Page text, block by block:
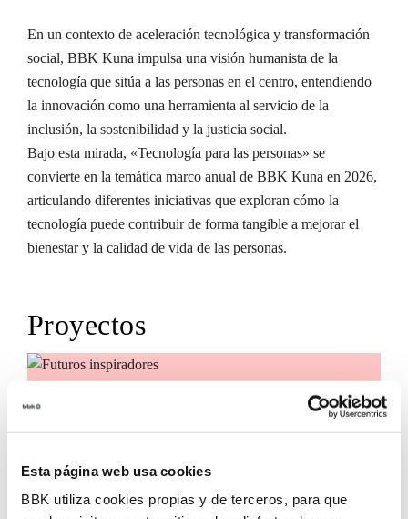
Esta página web usa cookies
BBK utiliza cookies propias y de terceros, para que
En un contexto de aceleración tecnológica y transformación
social, BBK Kuna impulsa una visión humanista de la
tecnología que sitúa a las personas en el centro, entendiendo
la innovación como una herramienta al servicio de la
inclusión, la sostenibilidad y la justicia social.
Bajo esta mirada, «Tecnología para las personas» se
convierte en la temática marco anual de BBK Kuna en 2026,
articulando diferentes iniciativas que exploran cómo la
tecnología puede contribuir de forma tangible a mejorar el
bienestar y la calidad de vida de las personas.
Proyectos
Futuros inspiradores
de BBK Kuna orientada a acercar a
Bizkaia el conocimiento y las